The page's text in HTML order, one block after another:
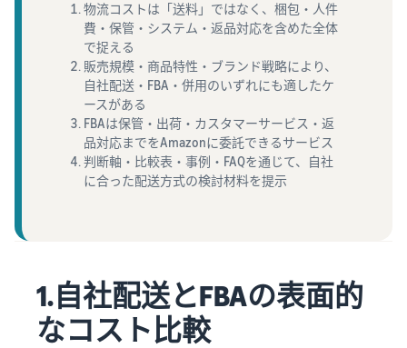
品，亚马逊
即可处理从
接受订单到
包装、配送
和退货处理
的所有事
宜，从而减
少麻烦并提
高销售效
率。
亚马逊品
牌注册
（Brand
Registry）
在Amazon Brand
Registry中注册
品牌，即可使用
各种品牌建设工
优化库存管理
有效管理库存的 5 个要点
如何创立品牌？
品牌创立步骤和案例介绍
逊上
市博
客
下面按
物流コストは「送料」ではなく、梱包・人件
費・保管・システム・返品対応を含めた全体
で捉える
販売規模・商品特性・ブランド戦略により、
自社配送・FBA・併用のいずれにも適したケ
ースがある
FBAは保管・出荷・カスタマーサービス・返
品対応までをAmazonに委託できるサービス
判断軸・比較表・事例・FAQを通じて、自社
に合った配送方式の検討材料を提示
1.自社配送とFBAの表面的
なコスト比較